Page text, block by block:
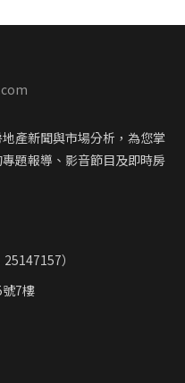
產新聞與市場分析，為您掌
題報導、影音節目及即時房
）
7樓